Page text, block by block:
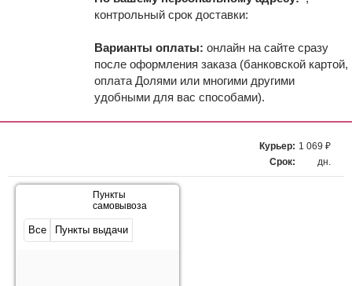
контрольный срок доставки:
Варианты оплаты: онлайн на сайте сразу
после оформления заказа (банковской картой,
оплата Долями или многими другими
удобными для вас способами).
Курьер:
Срок:
1 069 ₽
дн.
Пункты
самовывоза
Все Пункты выдачи